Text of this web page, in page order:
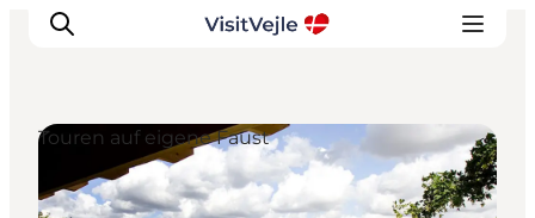
Erlebnisse
Touren auf eigene Faust